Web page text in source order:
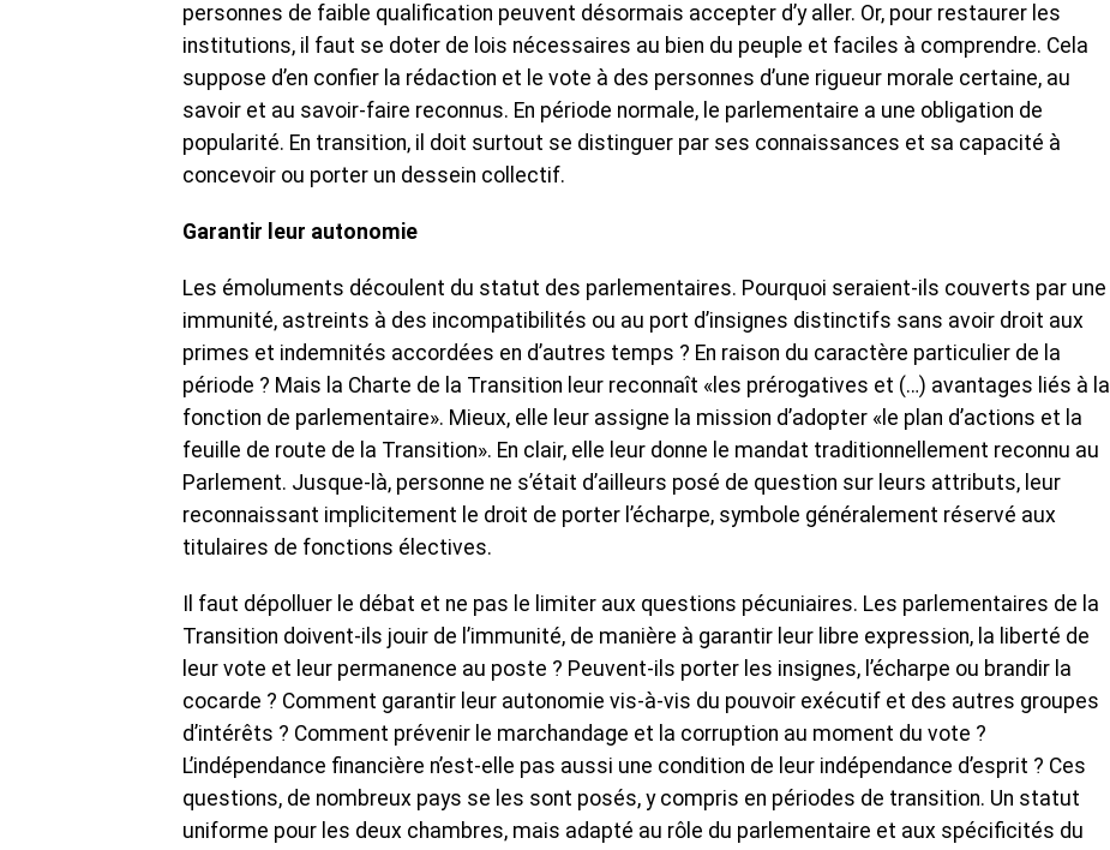
personnes de faible qualification peuvent désormais accepter d’y aller. Or, pour restaurer les
institutions, il faut se doter de lois nécessaires au bien du peuple et faciles à comprendre. Cela
suppose d’en confier la rédaction et le vote à des personnes d’une rigueur morale certaine, au
savoir et au savoir-faire reconnus. En période normale, le parlementaire a une obligation de
popularité. En transition, il doit surtout se distinguer par ses connaissances et sa capacité à
concevoir ou porter un dessein collectif.
Garantir leur autonomie
Les émoluments découlent du statut des parlementaires. Pourquoi seraient-ils couverts par une
immunité, astreints à des incompatibilités ou au port d’insignes distinctifs sans avoir droit aux
primes et indemnités accordées en d’autres temps ? En raison du caractère particulier de la
période ? Mais la Charte de la Transition leur reconnaît «les prérogatives et (…) avantages liés à la
fonction de parlementaire». Mieux, elle leur assigne la mission d’adopter «le plan d’actions et la
feuille de route de la Transition». En clair, elle leur donne le mandat traditionnellement reconnu au
Parlement. Jusque-là, personne ne s’était d’ailleurs posé de question sur leurs attributs, leur
reconnaissant implicitement le droit de porter l’écharpe, symbole généralement réservé aux
titulaires de fonctions électives.
Il faut dépolluer le débat et ne pas le limiter aux questions pécuniaires. Les parlementaires de la
Transition doivent-ils jouir de l’immunité, de manière à garantir leur libre expression, la liberté de
leur vote et leur permanence au poste ? Peuvent-ils porter les insignes, l’écharpe ou brandir la
cocarde ? Comment garantir leur autonomie vis-à-vis du pouvoir exécutif et des autres groupes
d’intérêts ? Comment prévenir le marchandage et la corruption au moment du vote ?
L’indépendance financière n’est-elle pas aussi une condition de leur indépendance d’esprit ? Ces
questions, de nombreux pays se les sont posés, y compris en périodes de transition. Un statut
uniforme pour les deux chambres, mais adapté au rôle du parlementaire et aux spécificités du